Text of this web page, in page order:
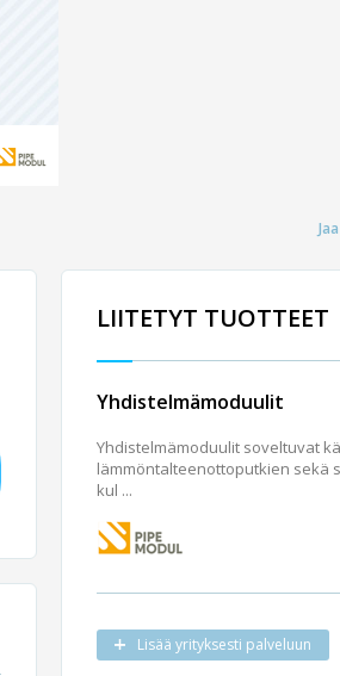
LIITETYT TUOTTEET
Yhdistelmämoduulit
Yhdistelmämoduulit soveltuvat
lämmöntalteenottoputkien sekä
kul ...
Lisää yrityksesti palveluun